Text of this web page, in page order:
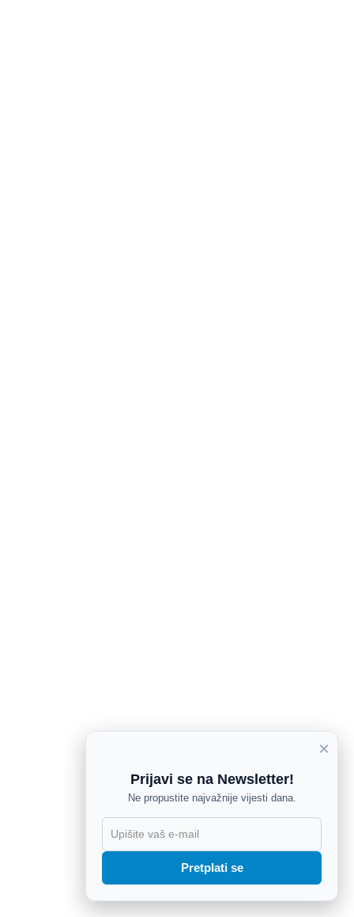
×
Prijavi se na Newsletter!
Ne propustite najvažnije vijesti dana.
Pretplati se